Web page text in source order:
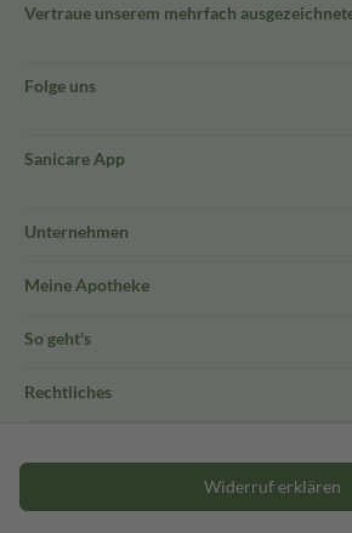
Vertraue unserem mehrfach
Folge uns
Sanicare App
Unternehmen
Meine Apotheke
So geht's
Rechtliches
Widerruf erklären